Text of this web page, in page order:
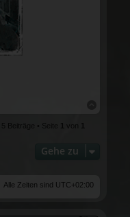
5 Beiträge • Seite 1 von 1
Gehe zu
Alle Zeiten sind UTC+02:00